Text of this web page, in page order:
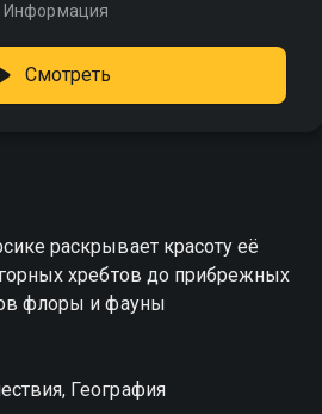
Информация
Смотреть
раскрывает красоту её
хребтов до прибрежных
флоры и фауны
География